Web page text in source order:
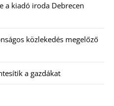
a kiadó iroda Debrecen
közlekedés megelőző
a gazdákat